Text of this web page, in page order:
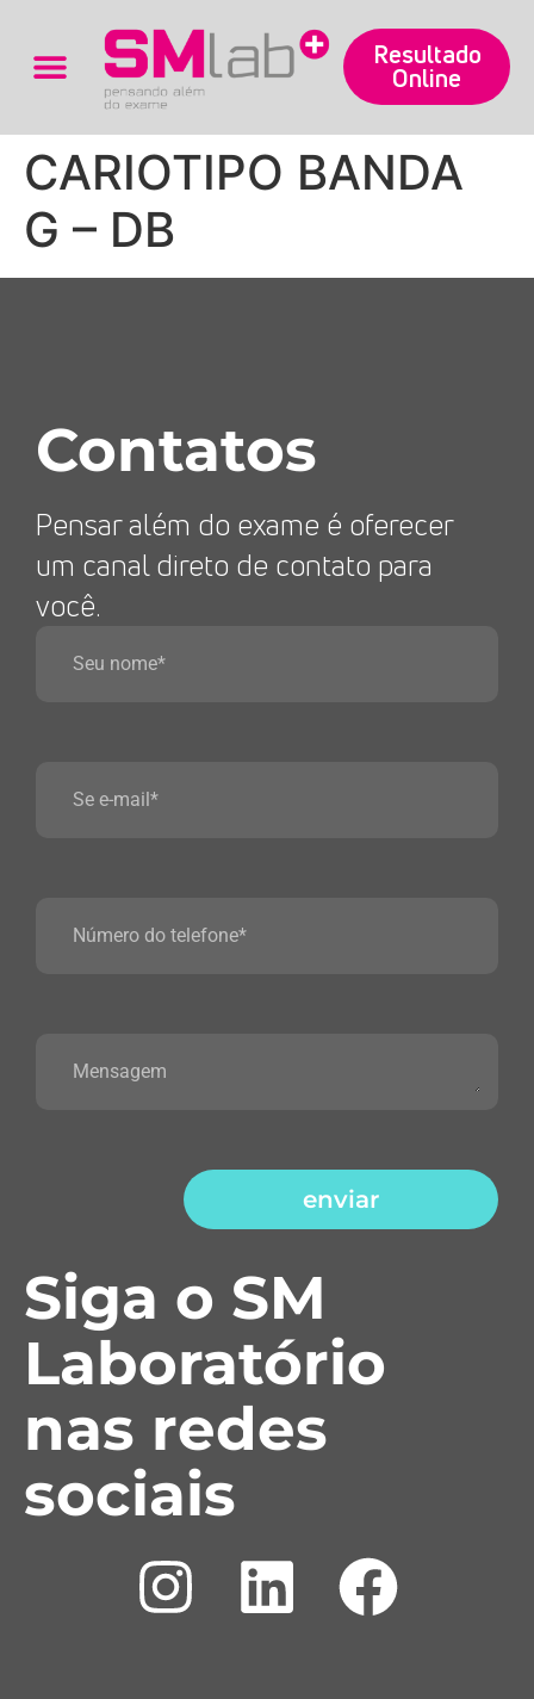
Resultado
Online
CARIOTIPO BANDA
G – DB
Contatos
Pensar além do exame é oferecer
um canal direto de contato para
você.
enviar
Siga o SM
Laboratório
nas redes
sociais